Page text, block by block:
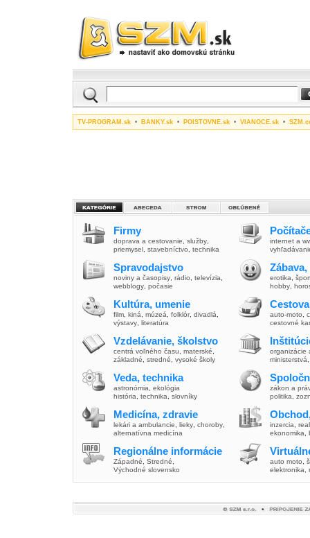
TV-PROGRAM.sk • BANKY.sk • POISTOVNE.sk • VIANOCE.sk •
Firmy
doprava a cestovanie služby
priemysel stavebníctvo technika
Spravodajstvo
noviny a časopisy rádio televízia
webblogy počasie
Kultúra, umenie
film kiná múzeá folklór, divadlá
výstavy literatúra
Vzdelávanie, školstvo
centrá voľného času materské
základné
stredné vysoké školy
Veda, technika
astronómia
ekológia
história
technika slovníky
Medicína, zdravie
lekári a ambulancie lieky choroby
alternatívna medicína
Regionálne informácie
Západné Stredné
Východné slovensko
internet a
erotika
hobby
auto-moto
cestovné
organizácie
ministerstvá
zákon a
politika
inzercia
ekonomika
auto moto
elektronika,